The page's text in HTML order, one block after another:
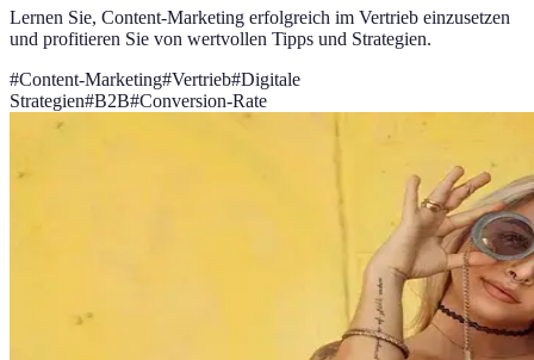
Lernen Sie, Content-Marketing erfolgreich im Vertrieb einzusetzen
und profitieren Sie von wertvollen Tipps und Strategien.
#Content-Marketing#Vertrieb#Digitale
Strategien#B2B#Conversion-Rate